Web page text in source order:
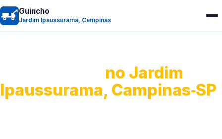
Guincho
Jardim Ipaussurama, Campinas
no Jardim
Ipaussurama, Campinas‑SP